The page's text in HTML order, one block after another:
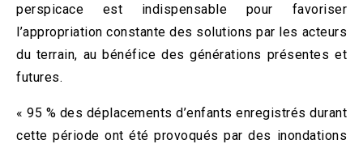
perspicace est indispensable pour favoriser
l’appropriation constante des solutions par les acteurs
du terrain, au bénéfice des générations présentes et
futures.
« 95 % des déplacements d’enfants enregistrés durant
cette période ont été provoqués par des inondations